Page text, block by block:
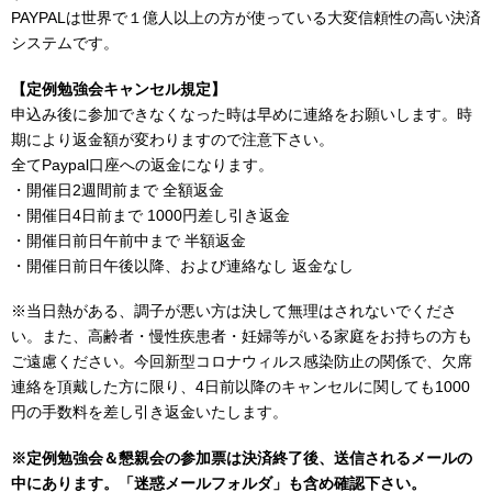
PAYPALは世界で１億人以上の方が使っている大変信頼性の高い決済
システムです。
【定例勉強会キャンセル規定】
申込み後に参加できなくなった時は早めに連絡をお願いします。時
期により返金額が変わりますので注意下さい。
全てPaypal口座への返金になります。
・開催日2週間前まで 全額返金
・開催日4日前まで 1000円差し引き返金
・開催日前日午前中まで 半額返金
・開催日前日午後以降、および連絡なし 返金なし
※当日熱がある、調子が悪い方は決して無理はされないでくださ
い。また、高齢者・慢性疾患者・妊婦等がいる家庭をお持ちの方も
ご遠慮ください。今回新型コロナウィルス感染防止の関係で、欠席
連絡を頂戴した方に限り、4日前以降のキャンセルに関しても1000
円の手数料を差し引き返金いたします。
※定例勉強会＆懇親会の参加票は決済終了後、送信されるメールの
中にあります。「迷惑メールフォルダ」も含め確認下さい。